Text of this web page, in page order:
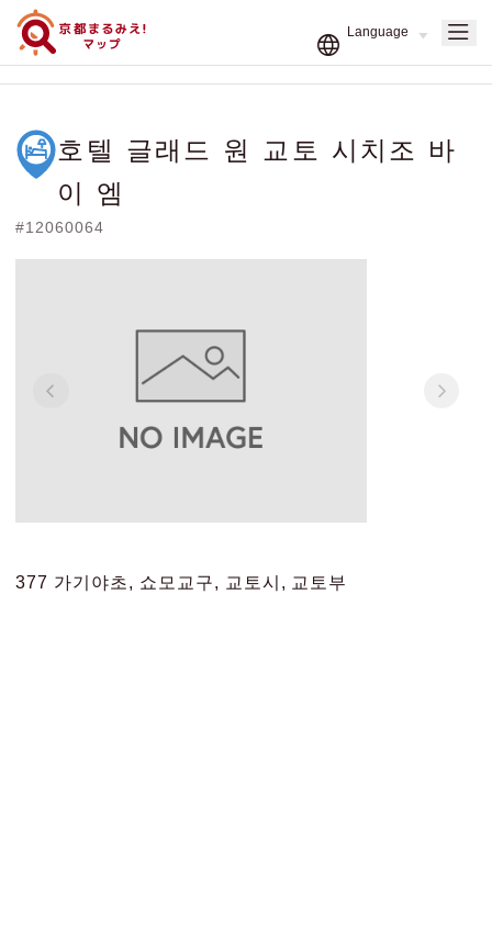
호텔 글래드 원 교토 시치조 바
이 엠
#12060064
377 가기야초, 쇼모교구, 교토시, 교토부